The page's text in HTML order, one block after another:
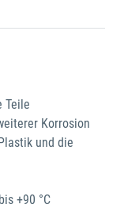
Teile
Korrosion
und die
+90 °C